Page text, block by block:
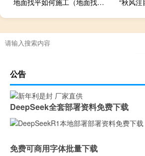
公告
DeepSeek全套部署资料免费下载
免费可商用字体批量下载